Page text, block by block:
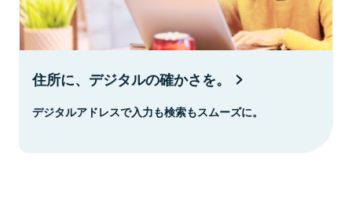
住所に、デジタルの確かさを。
デジタルアドレスで入力も検索もスムーズに。